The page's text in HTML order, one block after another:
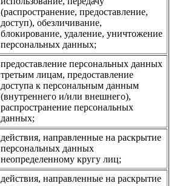
(распространение, предоставление,
доступ), обезличивание,
блокирование, удаление, уничтожение
персональных данных;
предоставление персональных данных
третьим лицам, предоставление
доступа к персональным данным
(внутреннего и/или внешнего),
распространение персональных
данных;
действия, направленные на раскрытие
персональных данных
неопределенному кругу лиц;
действия, направленные на раскрытие